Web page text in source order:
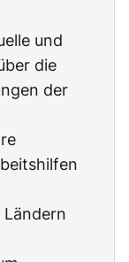
und
die
der